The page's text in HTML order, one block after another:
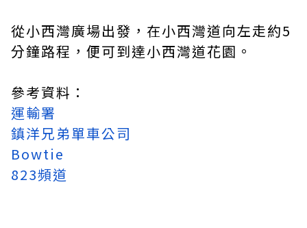
從小西灣廣場出發，在小西灣道向左走約5
分鐘路程，便可到達小西灣道花園。
參考資料：
運輸署
鎮洋兄弟單車公司
Bowtie
823頻道